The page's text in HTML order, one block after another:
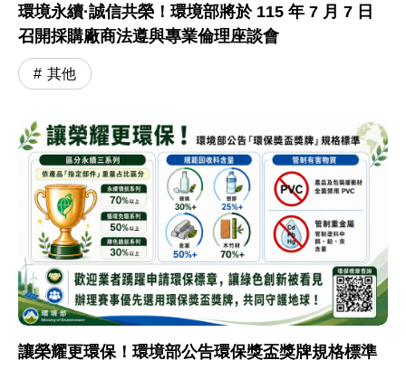
環境永續·誠信共榮！環境部將於 115 年 7 月 7 日
召開採購廠商法遵與專業倫理座談會
其他
讓榮耀更環保！環境部公告環保獎盃獎牌規格標準